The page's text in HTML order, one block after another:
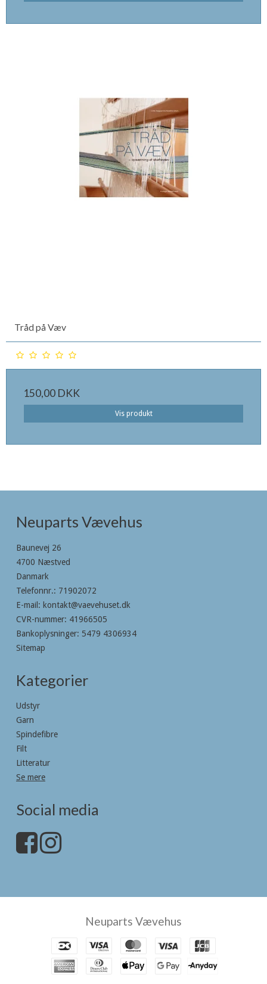
Tråd på Væv
150,00 DKK
Vis produkt
Neuparts Vævehus
Baunevej 26
4700 Næstved
Danmark
Telefonnr.: 71902072
E-mail: kontakt@vaevehuset.dk
CVR-nummer: 41966505
Bankoplysninger: 5479 4306934
Sitemap
Kategorier
Udstyr
Garn
Spindefibre
Filt
Litteratur
Se mere
Social media
Neuparts Vævehus